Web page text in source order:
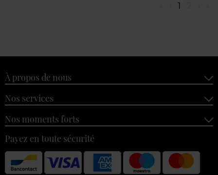
1
À propos de nous
Nos services
Nos moments forts
Payez en toute sécurité